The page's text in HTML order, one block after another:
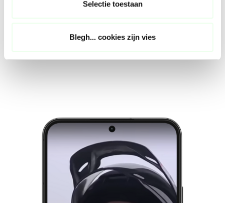
Selectie toestaan
Blegh... cookies zijn vies
voor een overvolle Ziggodome